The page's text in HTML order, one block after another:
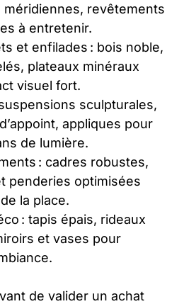
méridiennes, revêtements
à entretenir.
et enfilades : bois noble,
plateaux minéraux
visuel fort.
sculpturales,
appliques pour
de lumière.
: cadres robustes,
penderies optimisées
la place.
: tapis épais, rideaux
et vases pour
de valider un achat